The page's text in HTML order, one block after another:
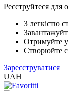
Реєструйтеся для
З легкістю
Отримуйте
Створюйте
Зареєструватися
UAH
EXCEL
(Розн.)
XLS
EXCEL
2005
(Опт)